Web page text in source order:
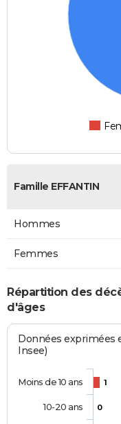
Famille EFFANTIN
Hommes
Femmes
Répartition des
d'âges
Données exprimées
Insee)
1
0
Moins de 10 ans
10-20 ans